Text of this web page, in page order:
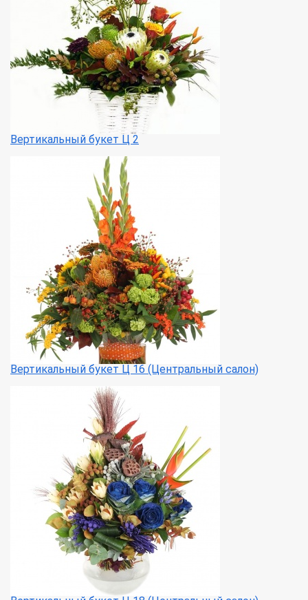
Вертикальный букет Ц 2
Вертикальный букет Ц 16 (Центральный салон)